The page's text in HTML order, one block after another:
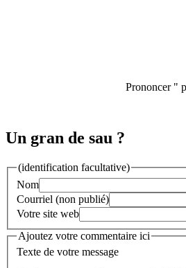
Prononcer "
Un gran de sau ?
(identification facultative)
Nom
Courriel (non publié)
Votre site web
Ajoutez votre commentaire ici
Texte de votre message